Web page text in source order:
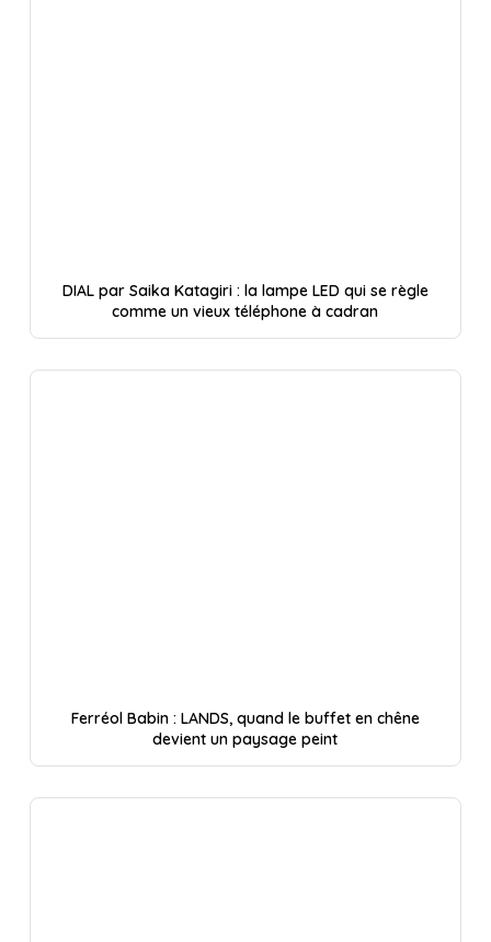
DIAL par Saika Katagiri : la lampe LED qui se règle
comme un vieux téléphone à cadran
Ferréol Babin : LANDS, quand le buffet en chêne
devient un paysage peint